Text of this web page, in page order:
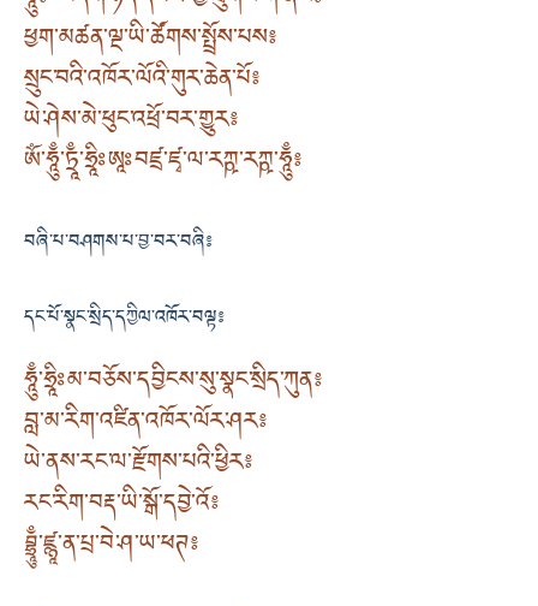
ཕྱག་མཚན་ལྔ་ཡི་ཚོགས་སྤྲོས་པས༔
སྲུང་བའི་འཁོར་ལོའི་གུར་ཆེན་པོ༔
ཡེ་ཤེས་མེ་ཕུང་འཕྲོ་བར་གྱུར༔
ༀ་ཧཱུྃ་ཏྲཱྃ་ཧྲཱིཿཨཱཿབཛྲ་ཛྭ་ལ་རཀྵ་རཀྵ་ཧཱུྃ༔
བཞི་པ་བཤགས་པ་བྱ་བར་བཞི༔
དང་པོ་སྣང་སྲིད་དཀྱིལ་འཁོར་བལྟ༔
ཧཱུྃ་ཧྲཱིཿ མ་བཅོས་དབྱིངས་སུ་སྣང་སྲིད་ཀུན༔
བླ་མ་རིག་འཛིན་འཁོར་ལོར་ཤར༔
ཡེ་ནས་རང་ལ་རྫོགས་པའི་ཕྱིར༔
རང་རིག་བརྡ་ཡི་སྒོ་དབྱེ་འོ༔
བྷྲཱུྃ་ཛྙཱ་ན་པྲ་བེ་ཤ་ཡ་ཕཊ༔